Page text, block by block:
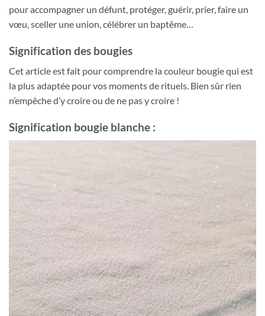
pour accompagner un défunt, protéger, guérir, prier, faire un
vœu, sceller une union, célébrer un baptême…
Signification des bougies
Cet article est fait pour comprendre la couleur bougie qui est
la plus adaptée pour vos moments de rituels. Bien sûr rien
n’empêche d’y croire ou de ne pas y croire !
Signification bougie blanche :